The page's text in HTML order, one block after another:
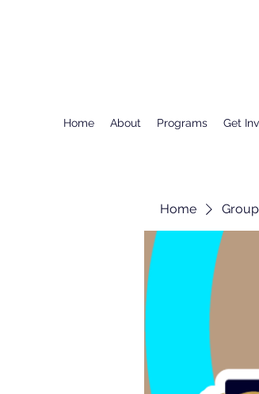
Home About Programs Get
Home